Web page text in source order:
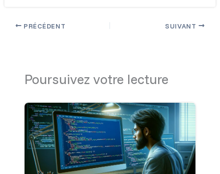
PRÉCÉDENT SUIVANT
Poursuivez votre lecture